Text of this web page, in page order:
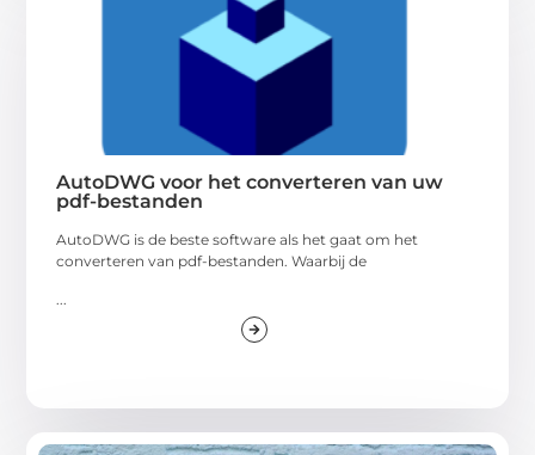
AutoDWG voor het converteren van uw
pdf-bestanden
AutoDWG is de beste software als het gaat om het
converteren van pdf-bestanden. Waarbij de
...